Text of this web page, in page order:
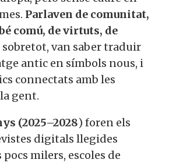
Parlaven de comunitat,
comú, de virtuts, de
sobretot, van saber traduir
antic en símbols nous, i
connectats amb les
gent.
(2025–2028) foren els
digitals llegides
milers, escoles de